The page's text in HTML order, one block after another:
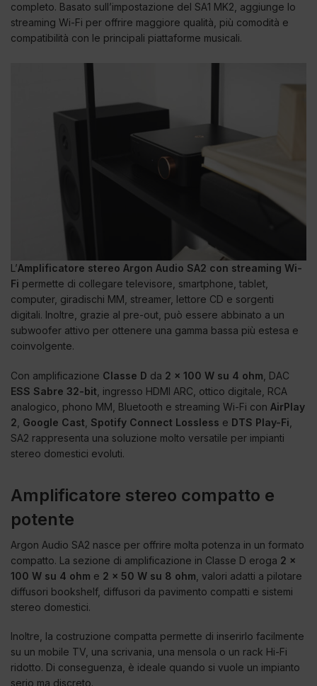
completo. Basato sull’impostazione del SA1 MK2, aggiunge lo
streaming Wi-Fi per offrire maggiore qualità, più comodità e
compatibilità con le principali piattaforme musicali.
L’Amplificatore stereo Argon Audio SA2 con streaming Wi-
Fi permette di collegare televisore, smartphone, tablet,
computer, giradischi MM, streamer, lettore CD e sorgenti
digitali. Inoltre, grazie al pre-out, può essere abbinato a un
subwoofer attivo per ottenere una gamma bassa più estesa e
coinvolgente.
Con amplificazione Classe D da 2 x 100 W su 4 ohm , DAC
ESS Sabre 32-bit , ingresso HDMI ARC, ottico digitale, RCA
analogico, phono MM, Bluetooth e streaming Wi-Fi con AirPlay
2 Google Cast Spotify Connect Lossless e DTS Play-Fi
SA2 rappresenta una soluzione molto versatile per impianti
stereo domestici evoluti.
Amplificatore stereo compatto e
potente
Argon Audio SA2 nasce per offrire molta potenza in un formato
compatto. La sezione di amplificazione in Classe D eroga 2 x
100 W su 4 ohm e 2 x 50 W su 8 ohm , valori adatti a pilotare
diffusori bookshelf, diffusori da pavimento compatti e sistemi
stereo domestici.
Inoltre, la costruzione compatta permette di inserirlo facilmente
su un mobile TV, una scrivania, una mensola o un rack Hi-Fi
ridotto. Di conseguenza, è ideale quando si vuole un impianto
serio ma discreto.